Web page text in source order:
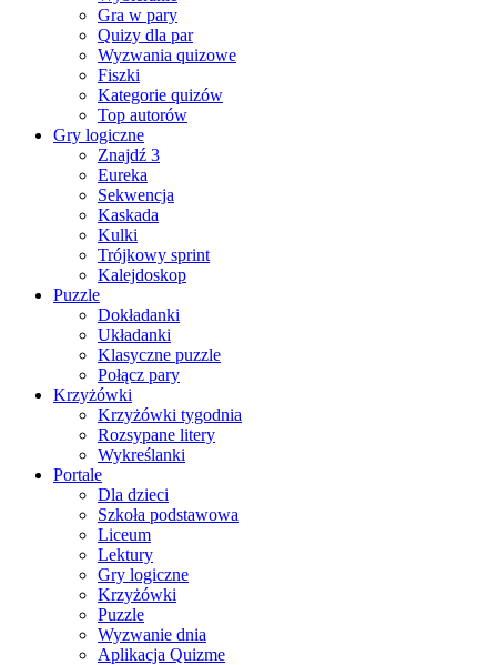
Gra w pary
Quizy dla par
Wyzwania quizowe
Fiszki
Kategorie quizów
Top autorów
Gry logiczne
Znajdź 3
Eureka
Sekwencja
Kaskada
Kulki
Trójkowy sprint
Kalejdoskop
Puzzle
Dokładanki
Układanki
Klasyczne puzzle
Połącz pary
Krzyżówki
Krzyżówki tygodnia
Rozsypane litery
Wykreślanki
Portale
Dla dzieci
Szkoła podstawowa
Liceum
Lektury
Gry logiczne
Krzyżówki
Puzzle
Wyzwanie dnia
Aplikacja Quizme